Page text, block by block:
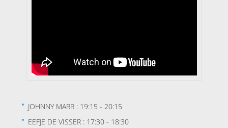
JOHNNY MARR : 19:15 - 20:15
EEFJE DE VISSER : 17:30 - 18:30